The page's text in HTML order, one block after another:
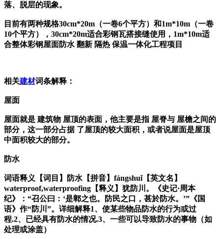
落、脱层的现象。
目前有两种规格30cm*20m（一卷6个平方）和1m*10m（一卷
10个平方），30cm*20m适合彩钢瓦搭接缝使用，1m*10m适
合整体彩钢屋面防水 翻新 隔热 保温一体化工程项目
相关建材词条解释：
屋面
屋面就是 建筑物 屋顶的表面，他主要是指 屋脊与 屋檐之间的
部分，这一部分占据 了屋顶的较大面积，或者说屋面是屋顶
中面积较大的部分。
防水
词语释义【词目】防水【拼音】fángshuǐ【英文名】
waterproof,waterproofing【释义】犹防川。《史记·周本
纪》：“召公曰：‘是鄣之也。防民之口，甚於防水。’”《国
语》作“防川”。详细解释1、使某些物品防水的行为或过
程.2、已经具有防水的情况.3、一些可以导致防水的事物（如
处理或涂盖）